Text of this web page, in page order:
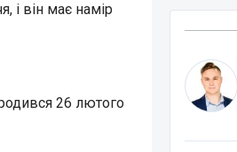
і він має намір
26 лютого